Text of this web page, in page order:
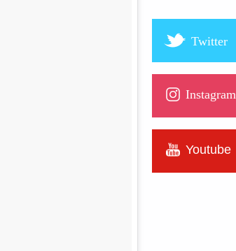
Twitter
Instagram
Youtube